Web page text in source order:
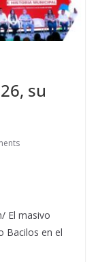
su
El masivo
Bacilos en el